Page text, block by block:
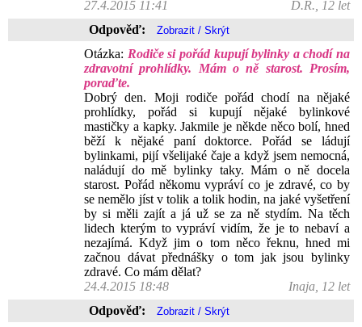
27.4.2015 11:41
D.R., 12 let
Odpověď:
Otázka: Rodiče si pořád kupují bylinky a chodí na
zdravotní prohlídky. Mám o ně starost. Prosím,
poraďte.
Dobrý den. Moji rodiče pořád chodí na nějaké
prohlídky, pořád si kupují nějaké bylinkové
mastičky a kapky. Jakmile je někde něco bolí, hned
běží k nějaké paní doktorce. Pořád se ládují
bylinkami, pijí všelijaké čaje a když jsem nemocná,
naládují do mě bylinky taky. Mám o ně docela
starost. Pořád někomu vypráví co je zdravé, co by
se nemělo jíst v tolik a tolik hodin, na jaké vyšetření
by si měli zajít a já už se za ně stydím. Na těch
lidech kterým to vypráví vidím, že je to nebaví a
nezajímá. Když jim o tom něco řeknu, hned mi
začnou dávat přednášky o tom jak jsou bylinky
zdravé. Co mám dělat?
24.4.2015 18:48
Inaja, 12 let
Odpověď: